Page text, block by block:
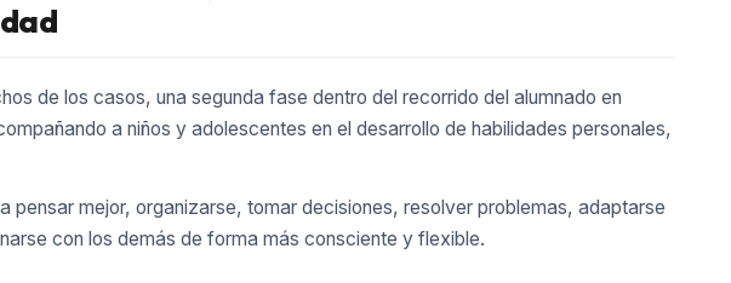
de los casos, una segunda fase dentro del recorrido del alumnado en
a niños y adolescentes en el desarrollo de habilidades personales,
pensar mejor, organizarse, tomar decisiones, resolver problemas, adaptarse
con los demás de forma más consciente y flexible.